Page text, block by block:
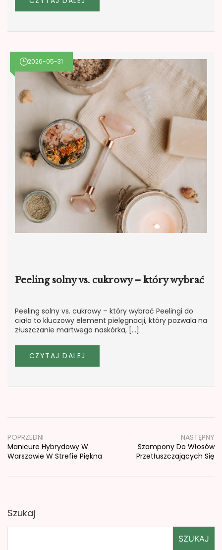
2026-05-31
Peeling solny vs. cukrowy – który wybrać
Peeling solny vs. cukrowy – który wybrać Peelingi do
ciała to kluczowy element pielęgnacji, który pozwala na
złuszczanie martwego naskórka, […]
CZYTAJ DALEJ
wpisu
POPRZEDNI
Manicure Hybrydowy W
Warszawie W Strefie Piękna
NASTĘPNY
Szampony Do Włosów
Przetłuszczających Się
Szukaj
SZUKAJ